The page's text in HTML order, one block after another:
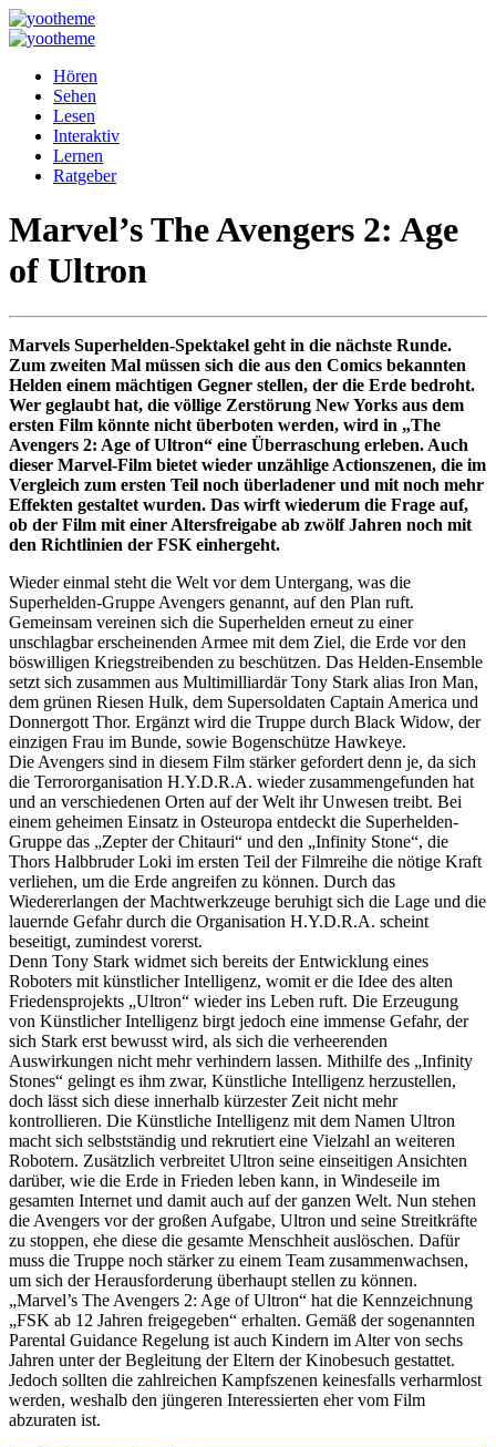
Hören
Sehen
Lesen
Interaktiv
Lernen
Ratgeber
Marvel’s The Avengers 2: Age
of Ultron
Marvels Superhelden-Spektakel geht in die nächste Runde.
Zum zweiten Mal müssen sich die aus den Comics bekannten
Helden einem mächtigen Gegner stellen, der die Erde bedroht.
Wer geglaubt hat, die völlige Zerstörung New Yorks aus dem
ersten Film könnte nicht überboten werden, wird in „The
Avengers 2: Age of Ultron“ eine Überraschung erleben. Auch
dieser Marvel-Film bietet wieder unzählige Actionszenen, die im
Vergleich zum ersten Teil noch überladener und mit noch mehr
Effekten gestaltet wurden. Das wirft wiederum die Frage auf,
ob der Film mit einer Altersfreigabe ab zwölf Jahren noch mit
den Richtlinien der FSK einhergeht.
Wieder einmal steht die Welt vor dem Untergang, was die
Superhelden-Gruppe Avengers genannt, auf den Plan ruft.
Gemeinsam vereinen sich die Superhelden erneut zu einer
unschlagbar erscheinenden Armee mit dem Ziel, die Erde vor den
böswilligen Kriegstreibenden zu beschützen. Das Helden-Ensemble
setzt sich zusammen aus Multimilliardär Tony Stark alias Iron Man,
dem grünen Riesen Hulk, dem Supersoldaten Captain America und
Donnergott Thor. Ergänzt wird die Truppe durch Black Widow, der
einzigen Frau im Bunde, sowie Bogenschütze Hawkeye.
Die Avengers sind in diesem Film stärker gefordert denn je, da sich
die Terrororganisation H.Y.D.R.A. wieder zusammengefunden hat
und an verschiedenen Orten auf der Welt ihr Unwesen treibt. Bei
einem geheimen Einsatz in Osteuropa entdeckt die Superhelden-
Gruppe das „Zepter der Chitauri“ und den „Infinity Stone“, die
Thors Halbbruder Loki im ersten Teil der Filmreihe die nötige Kraft
verliehen, um die Erde angreifen zu können. Durch das
Wiedererlangen der Machtwerkzeuge beruhigt sich die Lage und die
lauernde Gefahr durch die Organisation H.Y.D.R.A. scheint
beseitigt, zumindest vorerst.
Denn Tony Stark widmet sich bereits der Entwicklung eines
Roboters mit künstlicher Intelligenz, womit er die Idee des alten
Friedensprojekts „Ultron“ wieder ins Leben ruft. Die Erzeugung
von Künstlicher Intelligenz birgt jedoch eine immense Gefahr, der
sich Stark erst bewusst wird, als sich die verheerenden
Auswirkungen nicht mehr verhindern lassen. Mithilfe des „Infinity
Stones“ gelingt es ihm zwar, Künstliche Intelligenz herzustellen,
doch lässt sich diese innerhalb kürzester Zeit nicht mehr
kontrollieren. Die Künstliche Intelligenz mit dem Namen Ultron
macht sich selbstständig und rekrutiert eine Vielzahl an weiteren
Robotern. Zusätzlich verbreitet Ultron seine einseitigen Ansichten
darüber, wie die Erde in Frieden leben kann, in Windeseile im
gesamten Internet und damit auch auf der ganzen Welt. Nun stehen
die Avengers vor der großen Aufgabe, Ultron und seine Streitkräfte
zu stoppen, ehe diese die gesamte Menschheit auslöschen. Dafür
muss die Truppe noch stärker zu einem Team zusammenwachsen,
um sich der Herausforderung überhaupt stellen zu können.
„Marvel’s The Avengers 2: Age of Ultron“ hat die Kennzeichnung
„FSK ab 12 Jahren freigegeben“ erhalten. Gemäß der sogenannten
Parental Guidance Regelung ist auch Kindern im Alter von sechs
Jahren unter der Begleitung der Eltern der Kinobesuch gestattet.
Jedoch sollten die zahlreichen Kampfszenen keinesfalls verharmlost
werden, weshalb den jüngeren Interessierten eher vom Film
abzuraten ist.